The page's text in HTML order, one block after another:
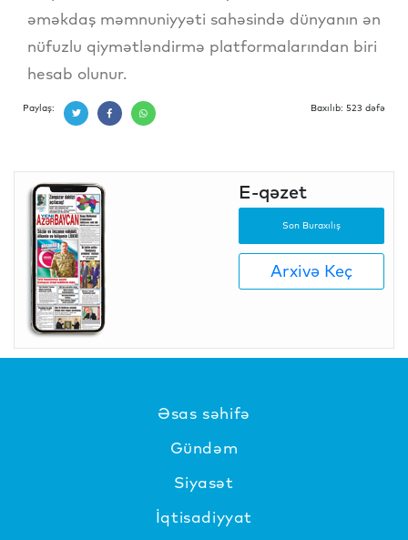
əməkdaş məmnuniyyəti sahəsində dünyanın ən
nüfuzlu qiymətləndirmə platformalarından biri
hesab olunur.
Paylaş: Baxılıb: 523 dəfə
E-qəzet
Son Buraxılış
Arxivə Keç
Əsas səhifə
Gündəm
Siyasət
İqtisadiyyat